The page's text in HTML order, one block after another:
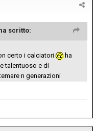
scritto:
certo i calciatori
ha
talentuoso e di
n generazioni